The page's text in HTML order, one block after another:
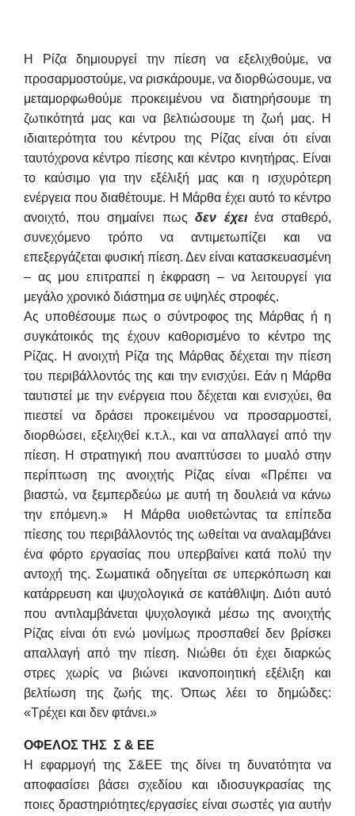
Η Ρίζα δημιουργεί την πίεση να εξελιχθούμε, να
προσαρμοστούμε, να ρισκάρουμε, να διορθώσουμε, να
μεταμορφωθούμε προκειμένου να διατηρήσουμε τη
ζωτικότητά μας και να βελτιώσουμε τη ζωή μας. Η
ιδιαιτερότητα του κέντρου της Ρίζας είναι ότι είναι
ταυτόχρονα κέντρο πίεσης και κέντρο κινητήρας. Είναι
το καύσιμο για την εξέλιξή μας και η ισχυρότερη
ενέργεια που διαθέτουμε. Η Μάρθα έχει αυτό το κέντρο
ανοιχτό, που σημαίνει πωςδεν έχειένα σταθερό,
συνεχόμενο τρόπο να αντιμετωπίζει και να
επεξεργάζεται φυσική πίεση. Δεν είναι κατασκευασμένη
– ας μου επιτραπεί η έκφραση – να λειτουργεί για
μεγάλο χρονικό διάστημα σε υψηλές στροφές.
Ας υποθέσουμε πως ο σύντροφος της Μάρθας ή η
συγκάτοικός της έχουν καθορισμένο το κέντρο της
Ρίζας. Η ανοιχτή Ρίζα της Μάρθας δέχεται την πίεση
του περιβάλλοντός της και την ενισχύει. Εάν η Μάρθα
ταυτιστεί με την ενέργεια που δέχεται και ενισχύει, θα
πιεστεί να δράσει προκειμένου να προσαρμοστεί,
διορθώσει, εξελιχθεί κ.τ.λ., και να απαλλαγεί από την
πίεση. Η στρατηγική που αναπτύσσει το μυαλό στην
περίπτωση της ανοιχτής Ρίζας είναι «Πρέπει να
βιαστώ, να ξεμπερδεύω με αυτή τη δουλειά να κάνω
την επόμενη.» Η Μάρθα υιοθετώντας τα επίπεδα
πίεσης του περιβάλλοντός της ωθείται να αναλαμβάνει
ένα φόρτο εργασίας που υπερβαίνει κατά πολύ την
αντοχή της. Σωματικά οδηγείται σε υπερκόπωση και
κατάρρευση και ψυχολογικά σε κατάθλιψη. Διότι αυτό
που αντιλαμβάνεται ψυχολογικά μέσω της ανοιχτής
Ρίζας είναι ότι ενώ μονίμως προσπαθεί δεν βρίσκει
απαλλαγή από την πίεση. Νιώθει ότι έχει διαρκώς
στρες χωρίς να βιώνει ικανοποιητική εξέλιξη και
βελτίωση της ζωής της. Όπως λέει το δημώδες:
«Τρέχει και δεν φτάνει.»
ΟΦΕΛΟΣ ΤΗΣ Σ & ΕΕ
Η εφαρμογή της Σ&ΕΕ της δίνει τη δυνατότητα να
αποφασίσει βάσει σχεδίου και ιδιοσυγκρασίας της
ποιες δραστηριότητες/εργασίες είναι σωστές για αυτήν